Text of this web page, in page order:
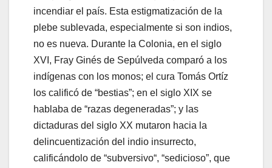
incendiar el país. Esta estigmatización de la
plebe sublevada, especialmente si son indios,
no es nueva. Durante la Colonia, en el siglo
XVI, Fray Ginés de Sepúlveda comparó a los
indígenas con los monos; el cura Tomás Ortíz
los calificó de “bestias”; en el siglo XIX se
hablaba de “razas degeneradas”; y las
dictaduras del siglo XX mutaron hacia la
delincuentización del indio insurrecto,
calificándolo de “subversivo“, “sedicioso”, que